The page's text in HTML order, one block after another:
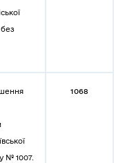
№ 1007.
1068